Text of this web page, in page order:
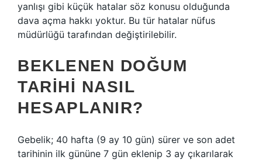
yanlışı gibi küçük hatalar söz konusu olduğunda
dava açma hakkı yoktur. Bu tür hatalar nüfus
müdürlüğü tarafından değiştirilebilir.
BEKLENEN DOĞUM
TARIHI NASIL
HESAPLANIR?
Gebelik; 40 hafta (9 ay 10 gün) sürer ve son adet
tarihinin ilk gününe 7 gün eklenip 3 ay çıkarılarak